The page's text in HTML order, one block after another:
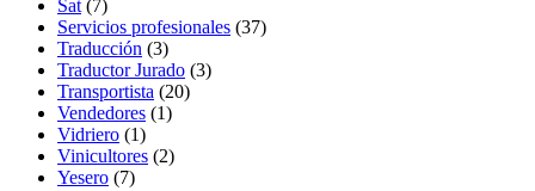
Sat (7)
Servicios profesionales (37)
Traducción (3)
Traductor Jurado (3)
Transportista (20)
Vendedores (1)
Vidriero (1)
Vinicultores (2)
Yesero (7)